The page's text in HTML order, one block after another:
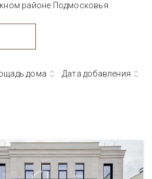
районе Подмосковья.
дома Дата добавления